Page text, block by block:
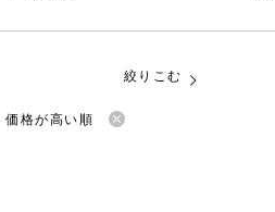
絞りこむ
価格が高い順